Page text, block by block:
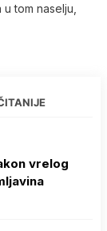
tom naselju,
vrelog